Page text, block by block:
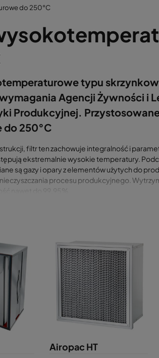
do 250°C
typu
Agencji Żywności i
Produkcyjnej.
do 250°C
filtr ten zachowuje integralność i
ekstremalnie wysokie temperatury.
są gazy i opary z elementów użytych do
procesu produkcyjnego.
nawet do 99,95%
wymiarach: 610x610 mm
Airopac HT